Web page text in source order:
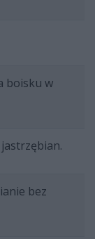
boisku w
bez